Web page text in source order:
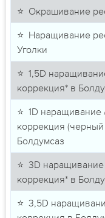
⭐ Окрашивание
⭐ Наращивание
Уголки
⭐ 1,5D
коррекция* в
⭐ 1D наращивание
коррекция (черный
Болдумсаз
⭐ 3D
коррекция* в
⭐ 3,5D